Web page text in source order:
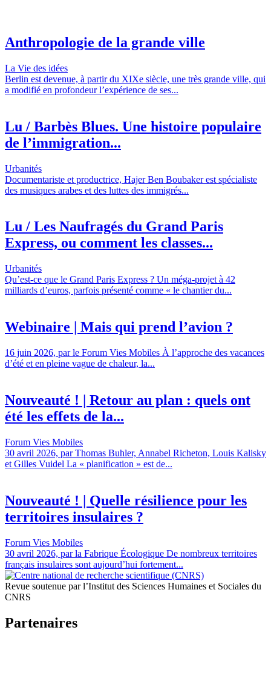
Anthropologie de la grande ville
La Vie des idées
Berlin est devenue, à partir du XIXe siècle, une très grande ville, qui
a modifié en profondeur l’expérience de ses...
Lu / Barbès Blues. Une histoire populaire
de l’immigration...
Urbanités
Documentariste et productrice, Hajer Ben Boubaker est spécialiste
des musiques arabes et des luttes des immigrés...
Lu / Les Naufragés du Grand Paris
Express, ou comment les classes...
Urbanités
Qu’est-ce que le Grand Paris Express ? Un méga-projet à 42
milliards d’euros, parfois présenté comme « le chantier du...
Webinaire | Mais qui prend l’avion ?
16 juin 2026, par le Forum Vies Mobiles À l’approche des vacances
d’été et en pleine vague de chaleur, la...
Nouveauté ! | Retour au plan : quels ont
été les effets de la...
Forum Vies Mobiles
30 avril 2026, par Thomas Buhler, Annabel Richeton, Louis Kalisky
et Gilles Vuidel La « planification » est de...
Nouveauté ! | Quelle résilience pour les
territoires insulaires ?
Forum Vies Mobiles
30 avril 2026, par la Fabrique Écologique De nombreux territoires
français insulaires sont aujourd’hui fortement...
Revue soutenue par l’Institut des Sciences Humaines et Sociales du
CNRS
Partenaires